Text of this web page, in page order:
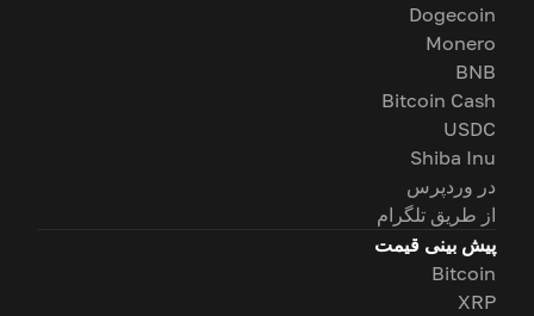
Dogecoin
Monero
BNB
Bitcoin Cash
USDC
Shiba Inu
در وردپرس
از طریق تلگرام
پیش بینی قیمت
Bitcoin
XRP